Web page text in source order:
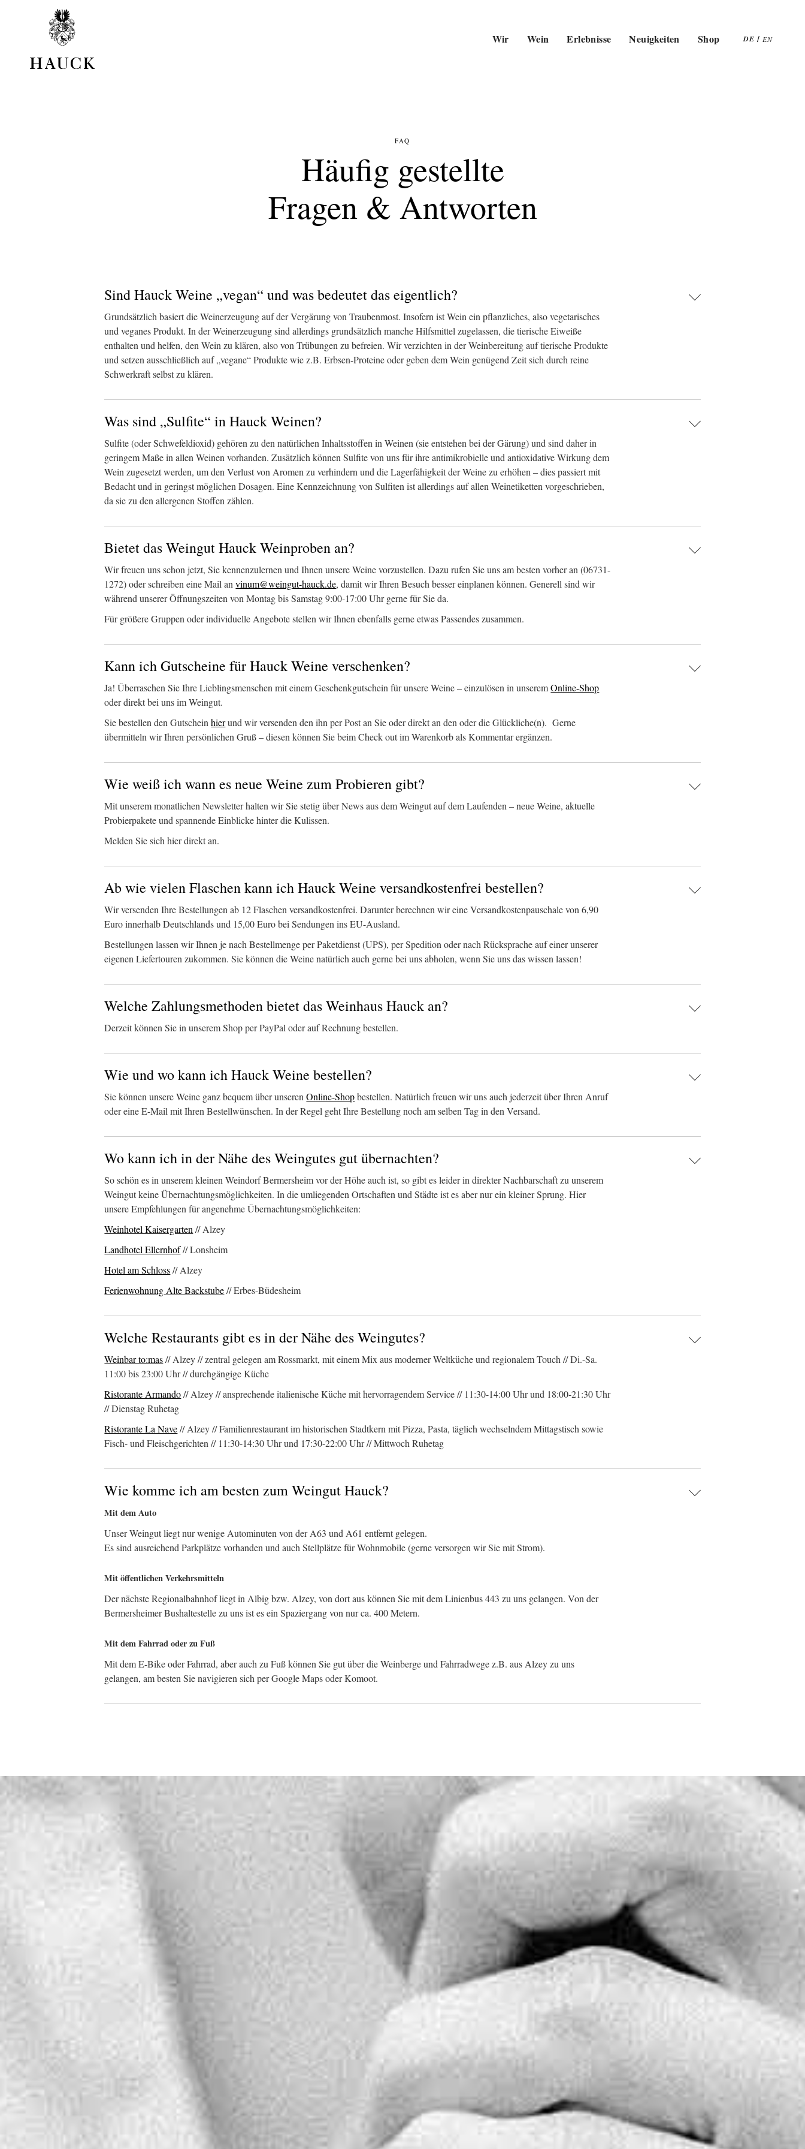
Wir Wein Erlebnisse Neuigkeiten Shop DE / EN
FAQ
Häufig gestellte
Fragen & Antworten
Sind Hauck Weine „vegan“ und was bedeutet das eigentlich?
Grundsätzlich basiert die Weinerzeugung auf der Vergärung von Traubenmost. Insofern ist Wein ein pflanzliches, also vegetarisches
und veganes Produkt. In der Weinerzeugung sind allerdings grundsätzlich manche Hilfsmittel zugelassen, die tierische Eiweiße
enthalten und helfen, den Wein zu klären, also von Trübungen zu befreien. Wir verzichten in der Weinbereitung auf tierische Produkte
und setzen ausschließlich auf „vegane“ Produkte wie z.B. Erbsen-Proteine oder geben dem Wein genügend Zeit sich durch reine
Schwerkraft selbst zu klären.
Was sind „Sulfite“ in Hauck Weinen?
Sulfite (oder Schwefeldioxid) gehören zu den natürlichen Inhaltsstoffen in Weinen (sie entstehen bei der Gärung) und sind daher in
geringem Maße in allen Weinen vorhanden. Zusätzlich können Sulfite von uns für ihre antimikrobielle und antioxidative Wirkung dem
Wein zugesetzt werden, um den Verlust von Aromen zu verhindern und die Lagerfähigkeit der Weine zu erhöhen – dies passiert mit
Bedacht und in geringst möglichen Dosagen. Eine Kennzeichnung von Sulfiten ist allerdings auf allen Weinetiketten vorgeschrieben,
da sie zu den allergenen Stoffen zählen.
Bietet das Weingut Hauck Weinproben an?
Wir freuen uns schon jetzt, Sie kennenzulernen und Ihnen unsere Weine vorzustellen. Dazu rufen Sie uns am besten vorher an (06731-
1272) oder schreiben eine Mail anvinum@weingut-hauck.de, damit wir Ihren Besuch besser einplanen können. Generell sind wir
während unserer Öffnungszeiten von Montag bis Samstag 9:00-17:00 Uhr gerne für Sie da.
Für größere Gruppen oder individuelle Angebote stellen wir Ihnen ebenfalls gerne etwas Passendes zusammen.
Kann ich Gutscheine für Hauck Weine verschenken?
Ja! Überraschen Sie Ihre Lieblingsmenschen mit einem Geschenkgutschein für unsere Weine – einzulösen in unseremOnline-Shop
oder direkt bei uns im Weingut.
Sie bestellen den Gutscheinhierund wir versenden den ihn per Post an Sie oder direkt an den oder die Glückliche(n). Gerne
übermitteln wir Ihren persönlichen Gruß – diesen können Sie beim Check out im Warenkorb als Kommentar ergänzen.
Wie weiß ich wann es neue Weine zum Probieren gibt?
Mit unserem monatlichen Newsletter halten wir Sie stetig über News aus dem Weingut auf dem Laufenden – neue Weine, aktuelle
Probierpakete und spannende Einblicke hinter die Kulissen.
Melden Sie sich hier direkt an.
Ab wie vielen Flaschen kann ich Hauck Weine versandkostenfrei bestellen?
Wir versenden Ihre Bestellungen ab 12 Flaschen versandkostenfrei. Darunter berechnen wir eine Versandkostenpauschale von 6,90
Euro innerhalb Deutschlands und 15,00 Euro bei Sendungen ins EU-Ausland.
Bestellungen lassen wir Ihnen je nach Bestellmenge per Paketdienst (UPS), per Spedition oder nach Rücksprache auf einer unserer
eigenen Liefertouren zukommen. Sie können die Weine natürlich auch gerne bei uns abholen, wenn Sie uns das wissen lassen!
Welche Zahlungsmethoden bietet das Weinhaus Hauck an?
Derzeit können Sie in unserem Shop per PayPal oder auf Rechnung bestellen.
Wie und wo kann ich Hauck Weine bestellen?
Sie können unsere Weine ganz bequem über unserenOnline-Shopbestellen. Natürlich freuen wir uns auch jederzeit über Ihren Anruf
oder eine E-Mail mit Ihren Bestellwünschen. In der Regel geht Ihre Bestellung noch am selben Tag in den Versand.
Wo kann ich in der Nähe des Weingutes gut übernachten?
So schön es in unserem kleinen Weindorf Bermersheim vor der Höhe auch ist, so gibt es leider in direkter Nachbarschaft zu unserem
Weingut keine Übernachtungsmöglichkeiten. In die umliegenden Ortschaften und Städte ist es aber nur ein kleiner Sprung. Hier
unsere Empfehlungen für angenehme Übernachtungsmöglichkeiten:
Weinhotel Kaisergarten // Alzey
Landhotel Ellernhof// Lonsheim
Hotel am Schloss// Alzey
Ferienwohnung Alte Backstube// Erbes-Büdesheim
Welche Restaurants gibt es in der Nähe des Weingutes?
Weinbar to:mas// Alzey // zentral gelegen am Rossmarkt, mit einem Mix aus moderner Weltküche und regionalem Touch // Di.-Sa.
11:00 bis 23:00 Uhr // durchgängige Küche
Ristorante Armando// Alzey // ansprechende italienische Küche mit hervorragendem Service // 11:30-14:00 Uhr und 18:00-21:30 Uhr
// Dienstag Ruhetag
Ristorante La Nave// Alzey // Familienrestaurant im historischen Stadtkern mit Pizza, Pasta, täglich wechselndem Mittagstisch sowie
Fisch- und Fleischgerichten // 11:30-14:30 Uhr und 17:30-22:00 Uhr // Mittwoch Ruhetag
Wie komme ich am besten zum Weingut Hauck?
Mit dem Auto
Unser Weingut liegt nur wenige Autominuten von der A63 und A61 entfernt gelegen.
Es sind ausreichend Parkplätze vorhanden und auch Stellplätze für Wohnmobile (gerne versorgen wir Sie mit Strom).
Mit öffentlichen Verkehrsmitteln
Der nächste Regionalbahnhof liegt in Albig bzw. Alzey, von dort aus können Sie mit dem Linienbus 443 zu uns gelangen. Von der
Bermersheimer Bushaltestelle zu uns ist es ein Spaziergang von nur ca. 400 Metern.
Mit dem Fahrrad oder zu Fuß
Mit dem E-Bike oder Fahrrad, aber auch zu Fuß können Sie gut über die Weinberge und Fahrradwege z.B. aus Alzey zu uns
gelangen, am besten Sie navigieren sich per Google Maps oder Komoot.